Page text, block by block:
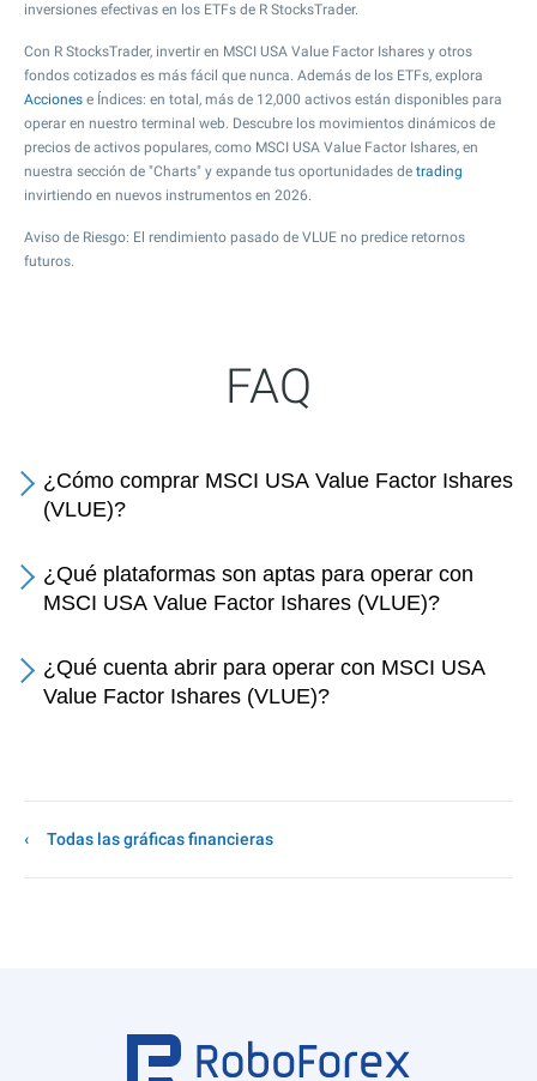
inversiones efectivas en los ETFs de R StocksTrader.
Con R StocksTrader, invertir en MSCI USA Value Factor Ishares y otros
fondos cotizados es más fácil que nunca. Además de los ETFs, explora
Acciones e Índices: en total, más de 12,000 activos están disponibles para
operar en nuestro terminal web. Descubre los movimientos dinámicos de
precios de activos populares, como MSCI USA Value Factor Ishares, en
nuestra sección de "Charts" y expande tus oportunidades de trading
invirtiendo en nuevos instrumentos en 2026.
Aviso de Riesgo: El rendimiento pasado de VLUE no predice retornos
futuros.
FAQ
¿Cómo comprar MSCI USA Value Factor Ishares
(VLUE)?
¿Qué plataformas son aptas para operar con
MSCI USA Value Factor Ishares (VLUE)?
¿Qué cuenta abrir para operar con MSCI USA
Value Factor Ishares (VLUE)?
Todas las gráficas financieras